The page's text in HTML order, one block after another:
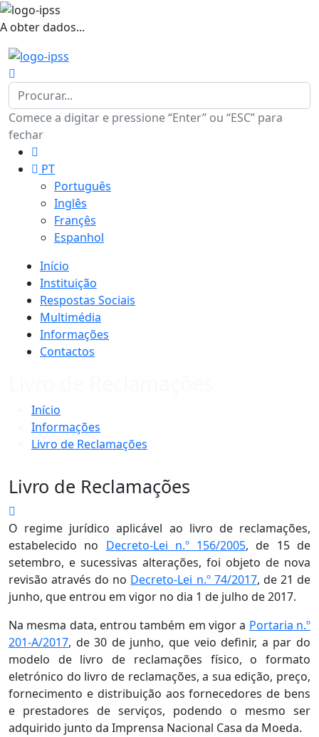
A obter dados...
Comece a digitar e pressione “Enter” ou “ESC” para
fechar
PT
Português
Inglês
Françês
Espanhol
Início
Instituição
Respostas Sociais
Multimédia
Informações
Contactos
Início
Informações
Livro de Reclamações
Livro de Reclamações
O regime jurídico aplicável ao livro de reclamações,
estabelecido no Decreto-Lei n.º 156/2005, de 15 de
setembro, e sucessivas alterações, foi objeto de nova
revisão através do no Decreto-Lei n.º 74/2017, de 21 de
junho, que entrou em vigor no dia 1 de julho de 2017.
Na mesma data, entrou também em vigor a Portaria n.º
201-A/2017, de 30 de junho, que veio definir, a par do
modelo de livro de reclamações físico, o formato
eletrónico do livro de reclamações, a sua edição, preço,
fornecimento e distribuição aos fornecedores de bens
e prestadores de serviços, podendo o mesmo ser
adquirido junto da Imprensa Nacional Casa da Moeda.